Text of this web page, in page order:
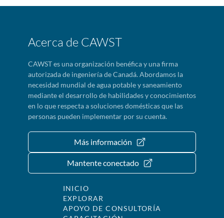
Acerca de CAWST
CAWST es una organización benéfica y una firma
autorizada de ingeniería de Canadá. Abordamos la
necesidad mundial de agua potable y saneamiento
mediante el desarrollo de habilidades y conocimientos
en lo que respecta a soluciones domésticas que las
personas pueden implementar por su cuenta.
Más información
Mantente conectado
INICIO
EXPLORAR
APOYO DE CONSULTORÍA